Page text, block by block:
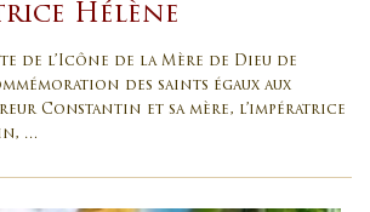
Hélène
de l’Icône de la Mère de Dieu de
des saints égaux aux
Constantin et sa mère, l’impératrice
…